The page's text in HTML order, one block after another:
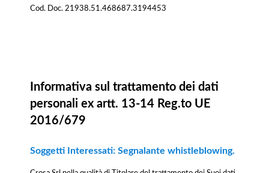
Cod. Doc. 21938.51.468687.3194453
Informativa sul trattamento dei dati
personali ex artt. 13-14 Reg.to UE
2016/679
Soggetti Interessati: Segnalante whistleblowing.